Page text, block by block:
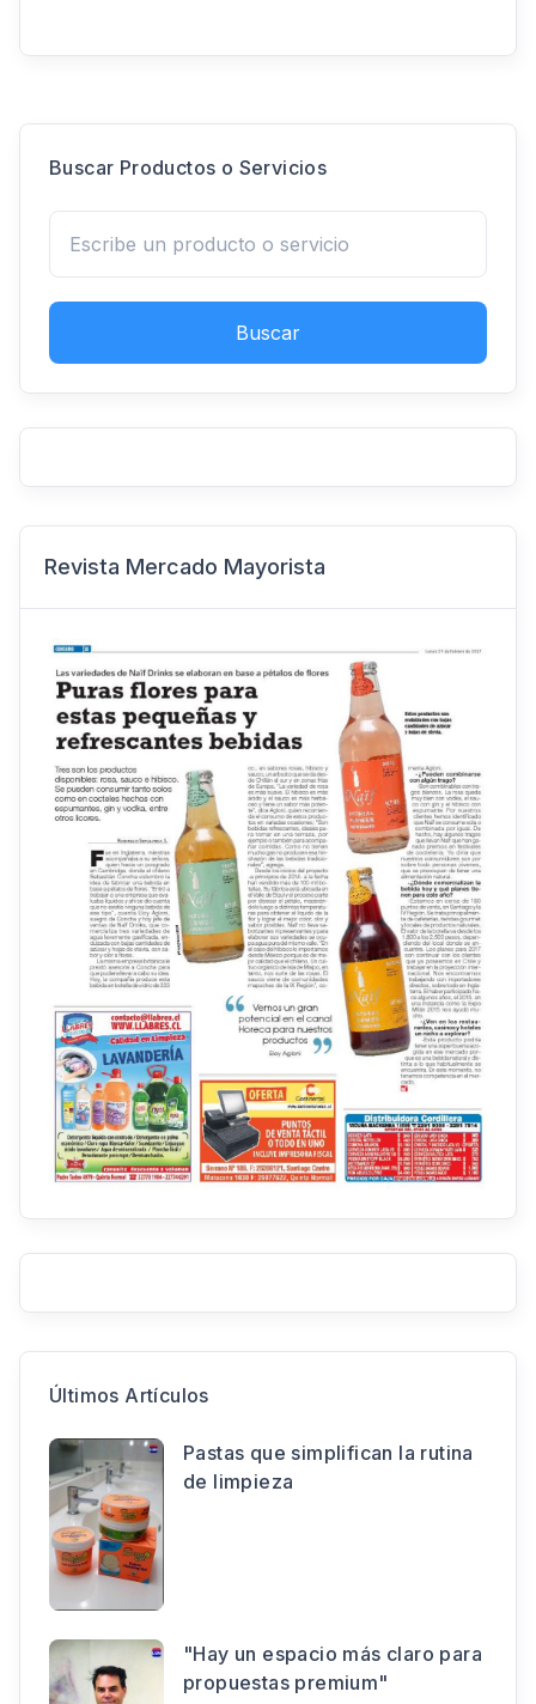
Buscar Productos o Servicios
Buscar
Revista Mercado Mayorista
Últimos Artículos
Pastas que simplifican la rutina
de limpieza
"Hay un espacio más claro para
propuestas premium"